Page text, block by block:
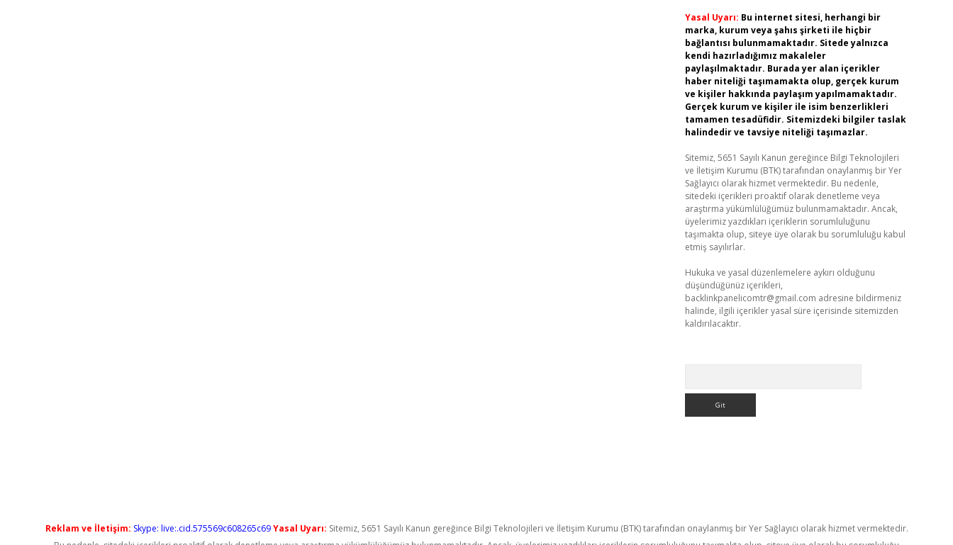
Yasal Uyarı: Bu internet sitesi, herhangi bir
marka, kurum veya şahıs şirketi ile hiçbir
bağlantısı bulunmamaktadır. Sitede yalnızca
kendi hazırladığımız makaleler
paylaşılmaktadır. Burada yer alan içerikler
haber niteliği taşımamakta olup, gerçek kurum
ve kişiler hakkında paylaşım yapılmamaktadır.
Gerçek kurum ve kişiler ile isim benzerlikleri
tamamen tesadüfidir. Sitemizdeki bilgiler taslak
halindedir ve tavsiye niteliği taşımazlar.
Sitemiz, 5651 Sayılı Kanun gereğince Bilgi Teknolojileri
ve İletişim Kurumu (BTK) tarafından onaylanmış bir Yer
Sağlayıcı olarak hizmet vermektedir. Bu nedenle,
sitedeki içerikleri proaktif olarak denetleme veya
araştırma yükümlülüğümüz bulunmamaktadır. Ancak,
üyelerimiz yazdıkları içeriklerin sorumluluğunu
taşımakta olup, siteye üye olarak bu sorumluluğu kabul
etmiş sayılırlar.
Hukuka ve yasal düzenlemelere aykırı olduğunu
düşündüğünüz içerikleri,
backlinkpanelicomtr@gmail.com adresine bildirmeniz
halinde, ilgili içerikler yasal süre içerisinde sitemizden
kaldırılacaktır.
Reklam ve İletişim: Skype: live:.cid.575569c608265c69 Yasal Uyarı: Sitemiz, 5651 Sayılı Kanun gereğince Bilgi Teknolojileri ve İletişim Kurumu (BTK) tarafından onaylanmış bir Yer Sağlayıcı olarak hizmet vermektedir.